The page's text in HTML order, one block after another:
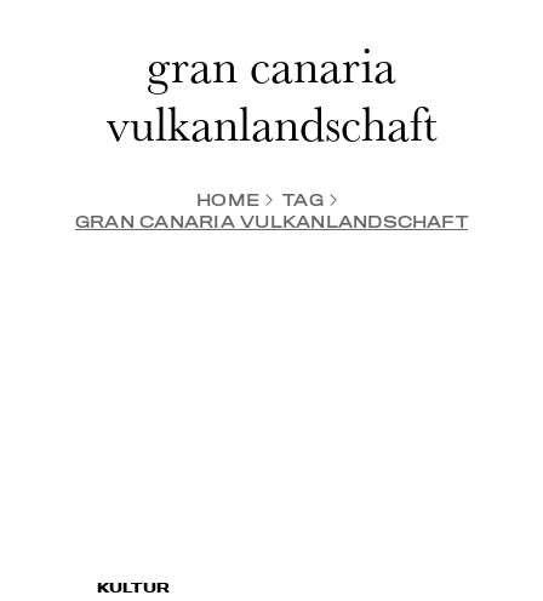
gran canaria
vulkanlandschaft
HOME
TAG
GRAN CANARIA VULKANLANDSCHAFT
KULTUR